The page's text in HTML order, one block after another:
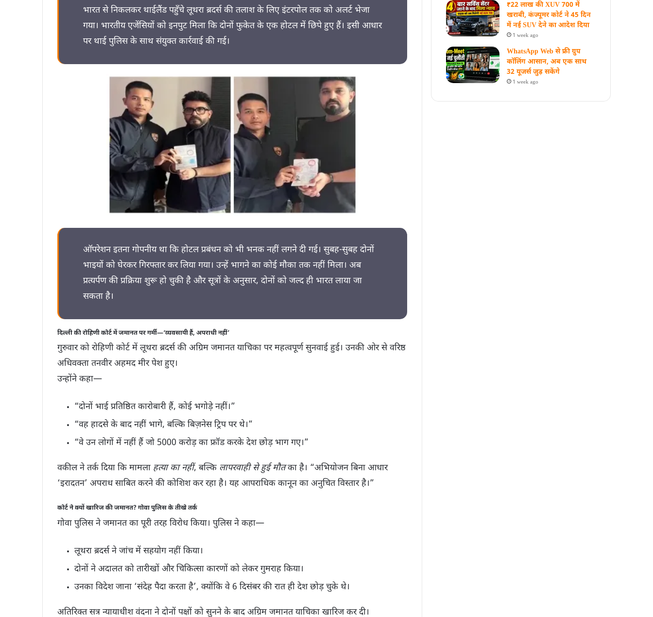
भारत से निकलकर थाईलैंड पहुँचे लूथरा ब्रदर्स की तलाश के लिए इंटरपोल तक को अलर्ट भेजा
गया। भारतीय एजेंसियों को इनपुट मिला कि दोनों फुकेत के एक होटल में छिपे हुए हैं। इसी आधार
पर थाई पुलिस के साथ संयुक्त कार्रवाई की गई।
ऑपरेशन इतना गोपनीय था कि होटल प्रबंधन को भी भनक नहीं लगने दी गई। सुबह-सुबह दोनों
भाइयों को घेरकर गिरफ्तार कर लिया गया। उन्हें भागने का कोई मौका तक नहीं मिला। अब
प्रत्यर्पण की प्रक्रिया शुरू हो चुकी है और सूत्रों के अनुसार, दोनों को जल्द ही भारत लाया जा
सकता है।
दिल्ली की रोहिणी कोर्ट में जमानत पर गर्मी—‘व्यवसायी हैं, अपराधी नहीं’
गुरुवार को रोहिणी कोर्ट में लूथरा ब्रदर्स की अग्रिम जमानत याचिका पर महत्वपूर्ण सुनवाई हुई। उनकी ओर से वरिष्ठ
अधिवक्ता तनवीर अहमद मीर पेश हुए।
उन्होंने कहा—
“दोनों भाई प्रतिष्ठित कारोबारी हैं, कोई भगोड़े नहीं।”
“वह हादसे के बाद नहीं भागे, बल्कि बिज़नेस ट्रिप पर थे।”
“वे उन लोगों में नहीं हैं जो 5000 करोड़ का फ्रॉड करके देश छोड़ भाग गए।”
वकील ने तर्क दिया कि मामला हत्या का नहीं, बल्कि लापरवाही से हुई मौतका है। “अभियोजन बिना आधार
‘इरादतन’ अपराध साबित करने की कोशिश कर रहा है। यह आपराधिक कानून का अनुचित विस्तार है।”
कोर्ट ने क्यों खारिज की जमानत? गोवा पुलिस के तीखे तर्क
गोवा पुलिस ने जमानत का पूरी तरह विरोध किया। पुलिस ने कहा—
लूथरा ब्रदर्स ने जांच में सहयोग नहीं किया।
दोनों ने अदालत को तारीखों और चिकित्सा कारणों को लेकर गुमराह किया।
उनका विदेश जाना ‘संदेह पैदा करता है’, क्योंकि वे 6 दिसंबर की रात ही देश छोड़ चुके थे।
अतिरिक्त सत्र न्यायाधीश वंदना ने दोनों पक्षों को सुनने के बाद अग्रिम जमानत याचिका खारिज कर दी।
₹22 लाख की XUV 700 में
खराबी, कंज्यूमर कोर्ट ने 45 दिन
में नई SUV देने का आदेश दिया
1 week ago
WhatsApp Web से फ्री ग्रुप
कॉलिंग आसान, अब एक साथ
32 यूजर्स जुड़ सकेंगे
1 week ago